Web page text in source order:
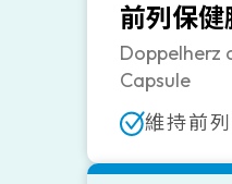
前列保健
Doppelherz
Capsule
維持前